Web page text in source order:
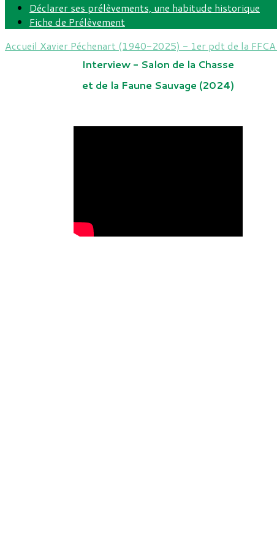
Déclarer ses prélèvements, une habitude historique
Fiche de Prélèvement
Accueil Xavier Péchenart (1940-2025) - 1er pdt de la FFCA
Interview - Salon de la Chasse
et de la Faune Sauvage (2024)